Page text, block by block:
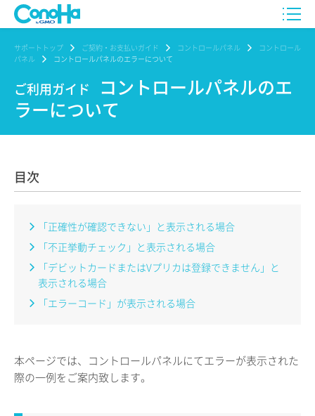
サポートトップ ご契約・お支払いガイド コントロールパネル
コントロール
パネル
コントロールパネルのエラーについて
ご利用ガイド
コントロールパネルのエ
ラーについて
目次
「正確性が確認できない」と表示される場合
「不正挙動チェック」と表示される場合
「デビットカードまたはVプリカは登録できません」と
表示される場合
「エラーコード」が表示される場合
本ページでは、コントロールパネルにてエラーが表示された
際の一例をご案内致します。